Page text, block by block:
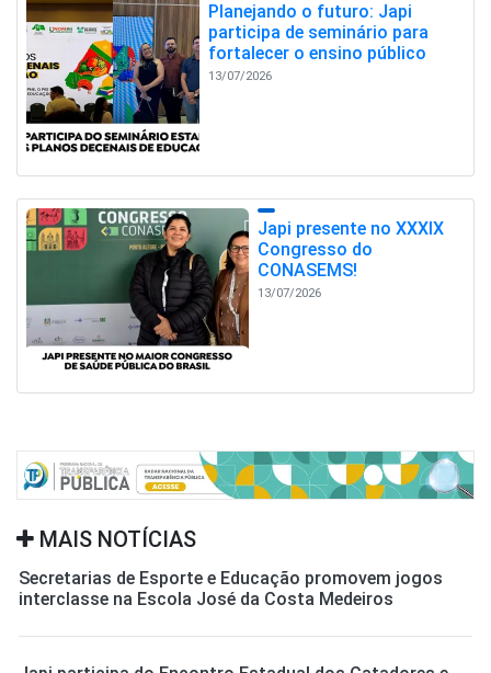
Planejando o futuro: Japi
participa de seminário para
fortalecer o ensino público
13/07/2026
Japi presente no XXXIX
Congresso do
CONASEMS!
13/07/2026
MAIS NOTÍCIAS
Secretarias de Esporte e Educação promovem jogos
interclasse na Escola José da Costa Medeiros